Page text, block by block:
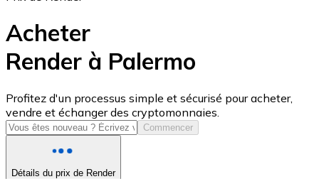
USD Coin
USDC
Acheter
Render à Palermo
Profitez d'un processus simple et sécurisé pour acheter,
vendre et échanger des cryptomonnaies.
Commencer
Détails du prix de Render